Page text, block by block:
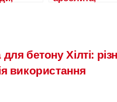
бетону Хілті:
використання